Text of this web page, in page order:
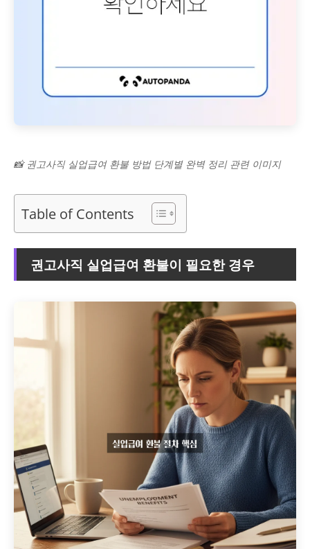
📸 권고사직 실업급여 환불 방법 단계별 완벽 정리 관련 이미지
Table of Contents
권고사직 실업급여 환불이 필요한 경우